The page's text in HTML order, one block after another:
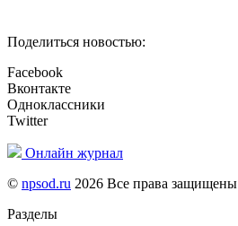
Поделиться новостью:
Facebook
Вконтакте
Одноклассники
Twitter
Онлайн журнал
© npsod.ru 2026 Все права защищены
Разделы